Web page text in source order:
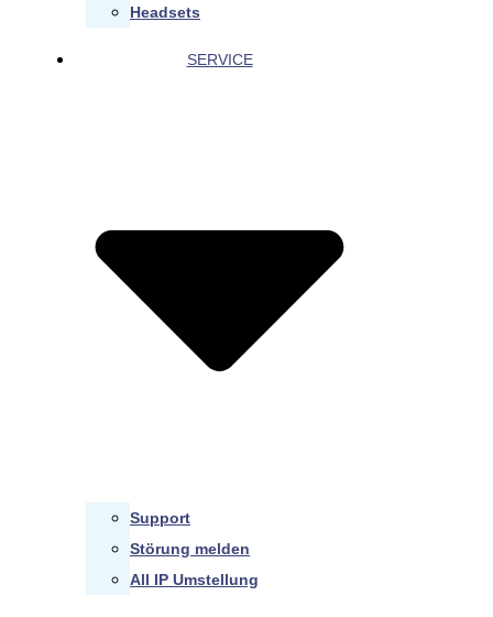
Headsets
SERVICE
Support
Störung melden
All IP Umstellung